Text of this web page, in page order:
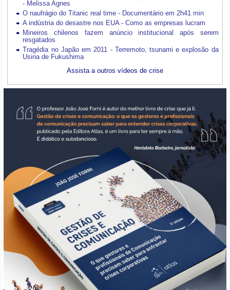
- Melissa Agnes
O naufrágio do Titanic real time - Documentário em 2h41 min
A indústria do desastre nos EUA - Como as empresas lucram
Mineiros chilenos fazem anúncio institucional após serem
resgatados
Tragédia no Japão em 2011 - Terremoto, tsunami e explosão da
Usina de Fukushima
Assista a outros vídeos de crise